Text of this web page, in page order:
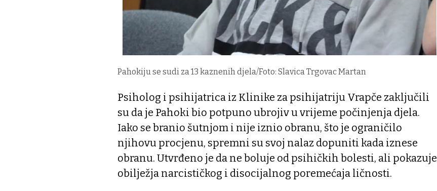
Pahokiju se sudi za 13 kaznenih djela/Foto: Slavica Trgovac Martan
Psiholog i psihijatrica iz Klinike za psihijatriju Vrapče zaključili
su da je Pahoki bio potpuno ubrojiv u vrijeme počinjenja djela.
Iako se branio šutnjom i nije iznio obranu, što je ograničilo
njihovu procjenu, spremni su svoj nalaz dopuniti kada iznese
obranu. Utvrđeno je da ne boluje od psihičkih bolesti, ali pokazuje
obilježja narcističkog i disocijalnog poremećaja ličnosti.